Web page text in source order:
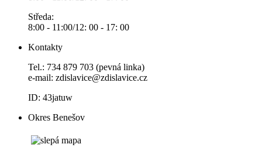
Středa:
8:00 - 11:00/12: 00 - 17: 00
Kontakty
Tel.: 734 879 703 (pevná linka)
e-mail: zdislavice@zdislavice.cz
ID: 43jatuw
Okres Benešov